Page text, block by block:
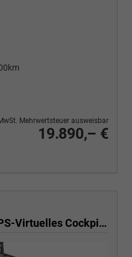
19.890,– €
Mehrwertsteuer ausweisbar
130 Jahre 1.0 MPI 80 PS-Virtuelles Cockpit-AppleCarplay-Android-Auto-LED-Klima-Tempomat-Rückfahrkamera-DAB-SHZ-15" Alu-sofort